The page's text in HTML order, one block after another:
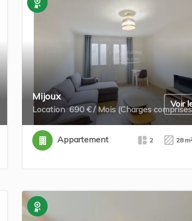
Mijoux
Location 690 € / Mois (Charges
Voir
Appartement 2 28